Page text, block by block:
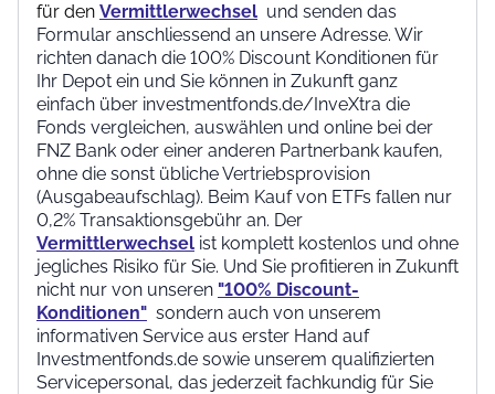
für den Vermittlerwechsel und senden das
Formular anschliessend an unsere Adresse. Wir
richten danach die 100% Discount Konditionen für
Ihr Depot ein und Sie können in Zukunft ganz
einfach über investmentfonds.de/InveXtra die
Fonds vergleichen, auswählen und online bei der
FNZ Bank oder einer anderen Partnerbank kaufen,
ohne die sonst übliche Vertriebsprovision
(Ausgabeaufschlag). Beim Kauf von ETFs fallen nur
0,2% Transaktionsgebühr an. Der
Vermittlerwechsel ist komplett kostenlos und ohne
jegliches Risiko für Sie. Und Sie profitieren in Zukunft
nicht nur von unseren "100% Discount-
Konditionen" sondern auch von unserem
informativen Service aus erster Hand auf
Investmentfonds.de sowie unserem qualifizierten
Servicepersonal, das jederzeit fachkundig für Sie